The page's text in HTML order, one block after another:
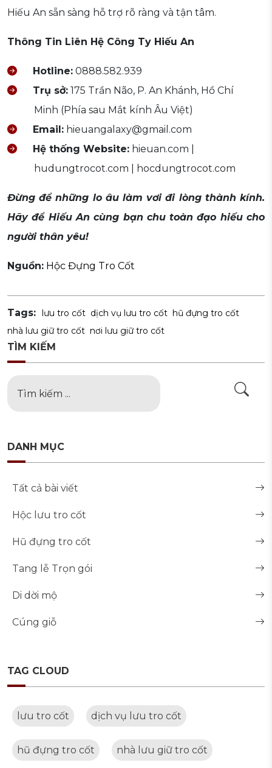
Hiếu An sẵn sàng hỗ trợ rõ ràng và tận tâm.
Thông Tin Liên Hệ Công Ty Hiếu An
Hotline: 0888.582.939
Trụ sở: 175 Trần Não, P. An Khánh, Hồ Chí
Minh (Phía sau Mắt kính Âu Việt)
Email: hieuangalaxy@gmail.com
Hệ thống Website: hieuan.com |
hudungtrocot.com | hocdungtrocot.com
Đừng để những lo âu làm vơi đi lòng thành kính.
Hãy để Hiếu An cùng bạn chu toàn đạo hiếu cho
người thân yêu!
Nguồn: Hộc Đựng Tro Cốt
Tags: lưu tro cốt dịch vụ lưu tro cốt hũ đựng tro cốt
nhà lưu giữ tro cốt nơi lưu giữ tro cốt
TÌM KIẾM
DANH MỤC
Tất cả bài viết
Hộc lưu tro cốt
Hũ đựng tro cốt
Tang lễ Trọn gói
Di dời mộ
Cúng giỗ
TAG CLOUD
lưu tro cốt dịch vụ lưu tro cốt
hũ đựng tro cốt nhà lưu giữ tro cốt